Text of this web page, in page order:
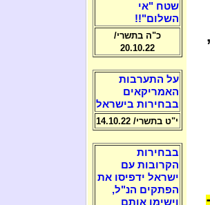
שטח "אי
השלום"!!
כ"ה בתשרי/
20.10.22
על התערבות
האמריקאים
בבחירות בישראל
י"ט בתשרי/ 14.10.22
בבחירות
הקרובות עם
ישראל ידפיסו את
הפתקים הנ"ל,
וישימו אותם